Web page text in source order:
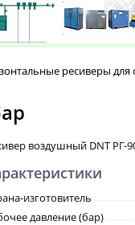
ресиверы для
воздушный DNT РГ-
изготовитель
давление (бар)